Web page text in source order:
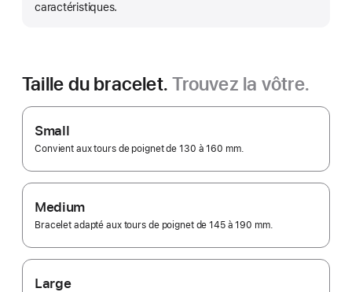
caractéristiques.
Taille du bracelet.Trouvez la vôtre.
Small
Convient aux tours de poignet de 130 à 160 mm.
Medium
Bracelet adapté aux tours de poignet de 145 à 190 mm.
Large